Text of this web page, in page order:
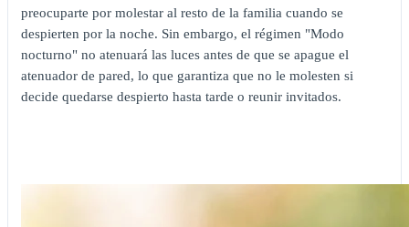
preocuparte por molestar al resto de la familia cuando se
despierten por la noche. Sin embargo, el régimen "Modo
nocturno" no atenuará las luces antes de que se apague el
atenuador de pared, lo que garantiza que no le molesten si
decide quedarse despierto hasta tarde o reunir invitados.